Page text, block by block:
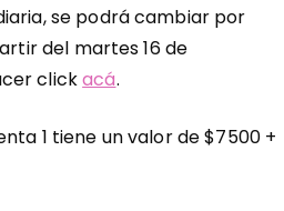
se podrá cambiar por
del martes 16 de
clickacá.
1 tiene un valor de $7500 +